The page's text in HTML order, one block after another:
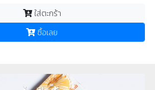
ใส่ตะกร้า
ซื้อเลย